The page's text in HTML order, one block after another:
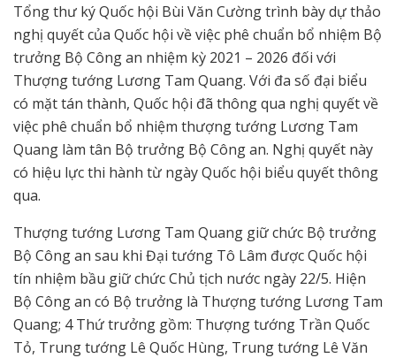
Tổng thư ký Quốc hội Bùi Văn Cường trình bày dự thảo
nghị quyết của Quốc hội về việc phê chuẩn bổ nhiệm Bộ
trưởng Bộ Công an nhiệm kỳ 2021 – 2026 đối với
Thượng tướng Lương Tam Quang. Với đa số đại biểu
có mặt tán thành, Quốc hội đã thông qua nghị quyết về
việc phê chuẩn bổ nhiệm thượng tướng Lương Tam
Quang làm tân Bộ trưởng Bộ Công an. Nghị quyết này
có hiệu lực thi hành từ ngày Quốc hội biểu quyết thông
qua.
Thượng tướng Lương Tam Quang giữ chức Bộ trưởng
Bộ Công an sau khi Đại tướng Tô Lâm được Quốc hội
tín nhiệm bầu giữ chức Chủ tịch nước ngày 22/5. Hiện
Bộ Công an có Bộ trưởng là Thượng tướng Lương Tam
Quang; 4 Thứ trưởng gồm: Thượng tướng Trần Quốc
Tỏ, Trung tướng Lê Quốc Hùng, Trung tướng Lê Văn